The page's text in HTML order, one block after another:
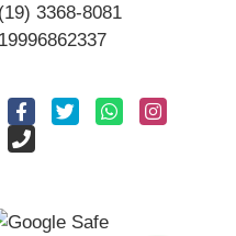
(19) 3368-8081
19996862337